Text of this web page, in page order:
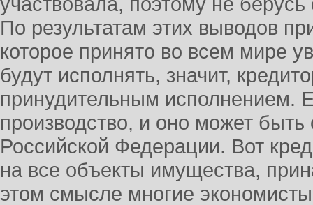
По результатам этих выводов
которое принято во всем мире
будут исполнять, значит,
принудительным исполнением.
производство, и оно может
Российской Федерации. Вот
на все объекты имущества,
этом смысле многие экономисты